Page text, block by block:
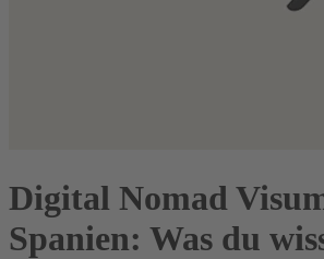
Digital Nomad
Spanien: Was du